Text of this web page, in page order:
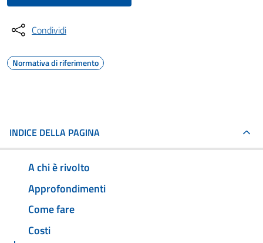
Condividi
Normativa di riferimento
INDICE DELLA PAGINA
A chi è rivolto
Approfondimenti
Come fare
Costi